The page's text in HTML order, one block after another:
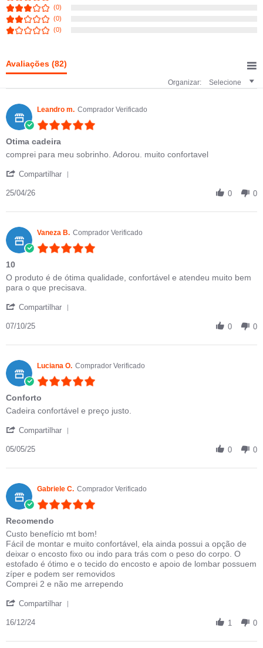
(0)
(0)
(0)
Avaliações (82)
Organizar: Selecione
Leandro m. Comprador Verificado
Otima cadeira
Review by Leandro m. on 25 Apr 2026
review stating Otima cadeira
comprei para meu sobrinho. Adorou. muito confortavel
Compartilhar
25/04/26 0 0
Vaneza B. Comprador Verificado
10
Review by Vaneza B. on 7 Oct 2025
review stating 10
O produto é de ótima qualidade, confortável e atendeu muito bem
para o que precisava.
Compartilhar
07/10/25 0 0
Luciana O. Comprador Verificado
Conforto
Review by Luciana O. on 5 May 2025
review stating Conforto
Cadeira confortável e preço justo.
Compartilhar
05/05/25 0 0
Gabriele C. Comprador Verificado
Recomendo
Review by Gabriele C. on 16 Dec 2024
review stating Recomendo
Custo benefício mt bom!
Fácil de montar e muito confortável, ela ainda possui a opção de
deixar o encosto fixo ou indo para trás com o peso do corpo. O
estofado é ótimo e o tecido do encosto e apoio de lombar possuem
zíper e podem ser removidos
Comprei 2 e não me arrependo
Compartilhar
16/12/24 1 0